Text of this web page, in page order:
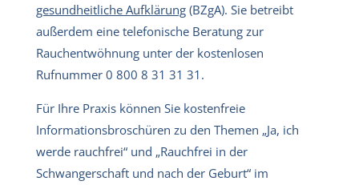
gesundheitliche Aufklärung (BZgA). Sie betreibt
außerdem eine telefonische Beratung zur
Rauchentwöhnung unter der kostenlosen
Rufnummer 0 800 8 31 31 31.
Für Ihre Praxis können Sie kostenfreie
Informationsbroschüren zu den Themen „Ja, ich
werde rauchfrei“ und „Rauchfrei in der
Schwangerschaft und nach der Geburt“ im